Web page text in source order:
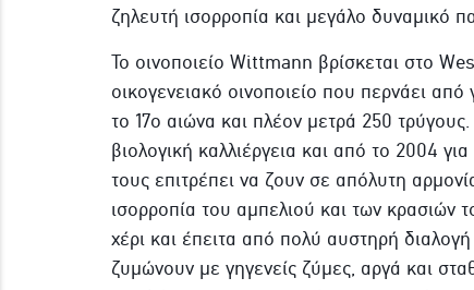
ζηλευτή ισορροπία και μεγάλο δυναμικό
Το οινοποιείο Wittmann βρίσκεται στο
οικογενειακό οινοποιείο που περνάει
το 17ο αιώνα και πλέον μετρά 250
βιολογική καλλιέργεια και από το 2004
τους επιτρέπει να ζουν σε απόλυτη
ισορροπία του αμπελιού και των κρασιών
χέρι και έπειτα από πολύ αυστηρή
ζυμώνουν με γηγενείς ζύμες, αργά και